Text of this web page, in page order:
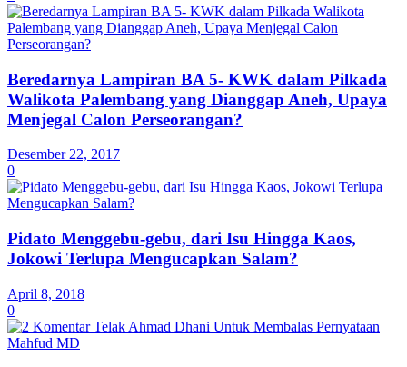
Beredarnya Lampiran BA 5- KWK dalam Pilkada
Walikota Palembang yang Dianggap Aneh, Upaya
Menjegal Calon Perseorangan?
Desember 22, 2017
0
Pidato Menggebu-gebu, dari Isu Hingga Kaos,
Jokowi Terlupa Mengucapkan Salam?
April 8, 2018
0